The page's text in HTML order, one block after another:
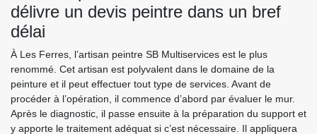
délivre un devis peintre dans un bref
délai
À Les Ferres, l’artisan peintre SB Multiservices est le plus
renommé. Cet artisan est polyvalent dans le domaine de la
peinture et il peut effectuer tout type de services. Avant de
procéder à l’opération, il commence d’abord par évaluer le mur.
Après le diagnostic, il passe ensuite à la préparation du support et
y apporte le traitement adéquat si c’est nécessaire. Il appliquera